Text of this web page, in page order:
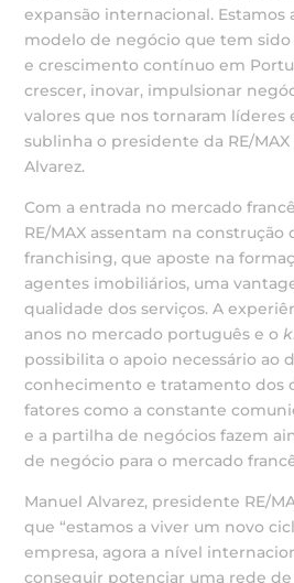
expansão internacional. Estamos
modelo de negócio que tem sido
e crescimento contínuo em
crescer, inovar, impulsionar
valores que nos tornaram líderes
sublinha o presidente da RE/
Alvarez.
Com a entrada no mercado
RE/MAX assentam na
franchising, que aposte na
agentes imobiliários, uma
qualidade dos serviços. A
anos no mercado português e o
possibilita o apoio necessário ao
conhecimento e tratamento dos
fatores como a constante
e a partilha de negócios fazem
de negócio para o mercado
Manuel Alvarez, presidente RE/
que “estamos a viver um novo
empresa, agora a nível
conseguir potenciar uma rede